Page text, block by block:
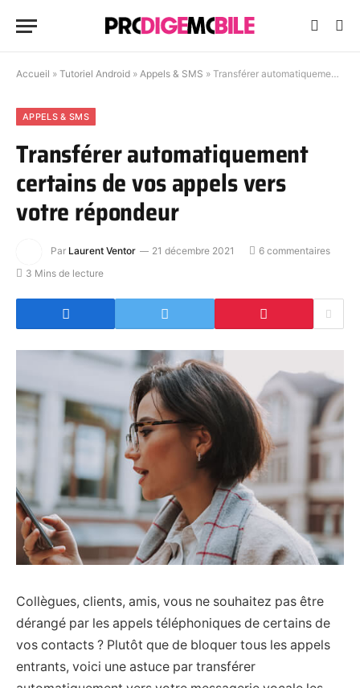
Accueil » Tutoriel Android » Appels & SMS » Transférer automatiquement certains de vos appels vers votre répondeur
APPELS & SMS
Transférer automatiquement
certains de vos appels vers
votre répondeur
Par Laurent Ventor 21 décembre 2021
6 commentaires
3 Mins de lecture
Collègues, clients, amis, vous ne souhaitez pas être
dérangé par les appels téléphoniques de certains de
vos contacts ? Plutôt que de bloquer tous les appels
entrants, voici une astuce par transférer